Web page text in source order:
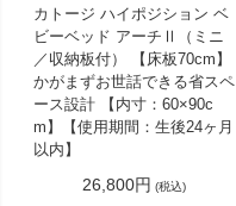
カトージ ハイポジション ベ
ビーベッド アーチⅡ（ミニ
／収納板付） 【床板70cm】
かがまずお世話できる省スペ
ース設計 【内寸：60×90c
m】【使用期間：生後24ヶ月
以内】
26,800円 (税込)